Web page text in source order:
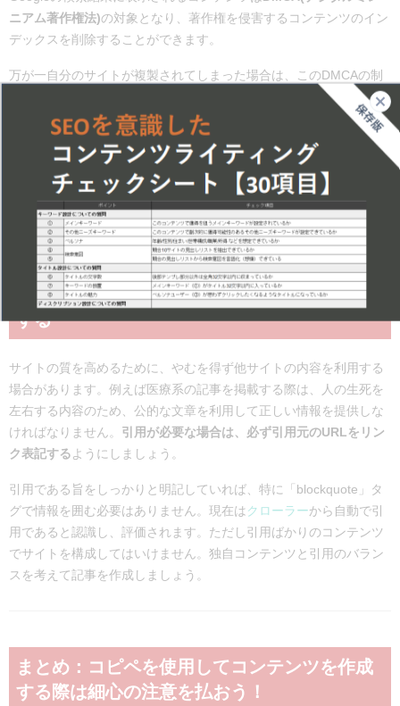
ニアム著作権法)の対象となり、著作権を侵害するコンテンツのイン
デックスを削除することができます。
万が一自分のサイトが複製されてしまった場合は、このDMCAの制
度を利用しましょう。DMCAに関する詳しい記事はこちらをご参照
ください。
参考記事：DMCAとは？削除申請方法と正しい利用方法
コピペしなければいけないときは引用を活用
する
サイトの質を高めるために、やむを得ず他サイトの内容を利用する
場合があります。例えば医療系の記事を掲載する際は、人の生死を
左右する内容のため、公的な文章を利用して正しい情報を提供しな
ければなりません。 引用が必要な場合は、必ず引用元のURLをリン
ク表記するようにしましょう。
引用である旨をしっかりと明記していれば、特に「blockquote」タ
グで情報を囲む必要はありません。現在は クローラーから自動で引
用であると認識し、評価されます。ただし引用ばかりのコンテンツ
でサイトを構成してはいけません。独自コンテンツと引用のバラン
スを考えて記事を作成しましょう。
まとめ：コピペを使用してコンテンツを作成
する際は細心の注意を払おう！